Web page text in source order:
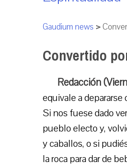
Gaudium news >
Convertido
Redacción
equivale a
Si nos fuese dado
pueblo electo y,
y caballos, o si
la roca para dar de